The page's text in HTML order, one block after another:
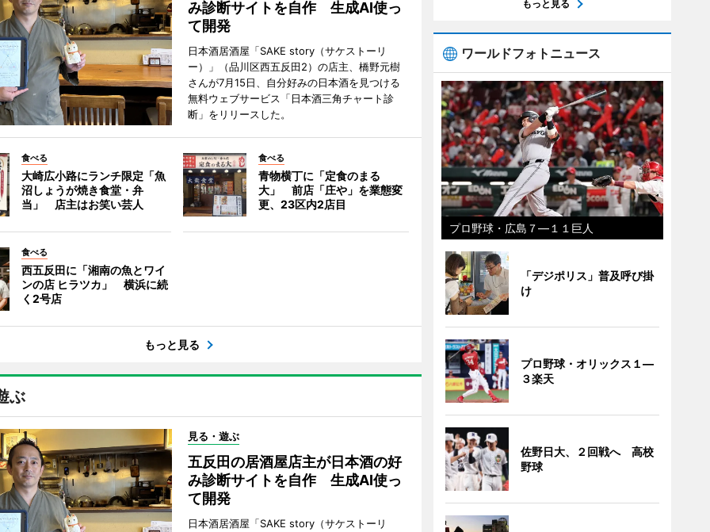
み診断サイトを自作 生成AI使っ
て開発
日本酒居酒屋「SAKE story（サケストーリ
ー）」（品川区西五反田2）の店主、橋野元樹
さんが7月15日、自分好みの日本酒を見つける
無料ウェブサービス「日本酒三角チャート診
断」をリリースした。
食べる
大崎広小路にランチ限定「魚
沼しょうが焼き食堂・弁
当」 店主はお笑い芸人
食べる
青物横丁に「定食のまる
大」 前店「庄や」を業態変
更、23区内2店目
食べる
西五反田に「湘南の魚とワイ
ンの店 ヒラツカ」 横浜に続
く2号店
もっと見る
ぶ
見る・遊ぶ
五反田の居酒屋店主が日本酒の好
み診断サイトを自作 生成AI使っ
て開発
日本酒居酒屋「SAKE story（サケストーリ
もっと見る
ワールドフォトニュース
プロ野球・広島７―１１巨人
「デジポリス」普及呼び掛
け
プロ野球・オリックス１―
３楽天
佐野日大、２回戦へ 高校
野球